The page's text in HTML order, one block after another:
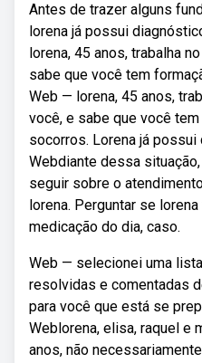
Antes de trazer alguns
lorena já possui
lorena, 45 anos, trabalha
sabe que você tem
Web — lorena, 45 anos,
você, e sabe que você
socorros. Lorena já
Webdiante dessa
seguir sobre o
lorena. Perguntar se
medicação do dia, caso.
Web — selecionei uma
resolvidas e comentadas
para você que está se
Weblorena, elisa, raquel e
anos, não